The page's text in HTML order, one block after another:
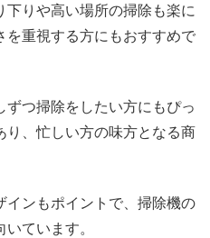
下りや高い場所の掃除も楽に
を重視する方にもおすすめで
つ掃除をしたい方にもぴっ
り、忙しい方の味方となる商
インもポイントで、掃除機の
ています。